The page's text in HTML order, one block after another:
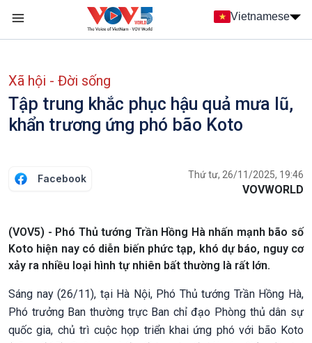
Nhảy đến nội dung
Vietnamese
Xã hội - Đời sống
Tập trung khắc phục hậu quả mưa lũ,
khẩn trương ứng phó bão Koto
Facebook Thứ tư, 26/11/2025, 19:46
VOVWORLD
(VOV5) - Phó Thủ tướng Trần Hồng Hà nhấn mạnh bão số
Koto hiện nay có diễn biến phức tạp, khó dự báo, nguy cơ
xảy ra nhiều loại hình tự nhiên bất thường là rất lớn.
Sáng nay (26/11), tại Hà Nội, Phó Thủ tướng Trần Hồng Hà,
Phó trưởng Ban thường trực Ban chỉ đạo Phòng thủ dân sự
quốc gia, chủ trì cuộc họp triển khai ứng phó với bão Koto